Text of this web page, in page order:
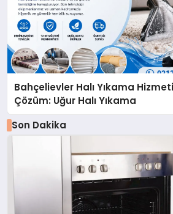
Bahçelievler Halı Yıkama
Çözüm: Uğur Halı Yıkama
Son Dakika